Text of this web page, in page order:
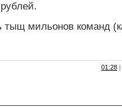
тыщ мильонов команд
01:28 |